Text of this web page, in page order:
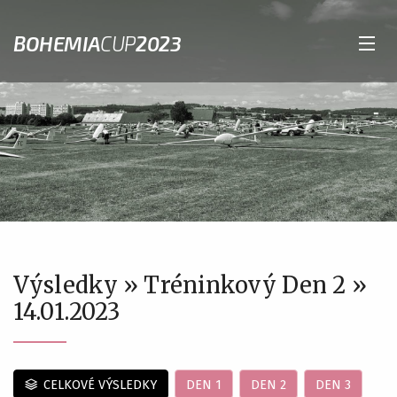
BOHEMIACUP2023
Výsledky » Tréninkový Den 2 »
14.01.2023
CELKOVÉ VÝSLEDKY DEN 1 DEN 2 DEN 3